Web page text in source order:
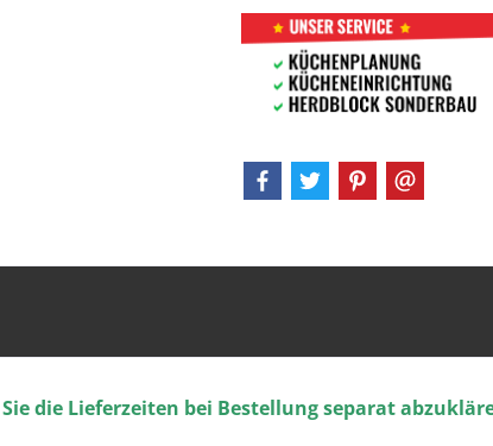
die Lieferzeiten bei Bestellung separat